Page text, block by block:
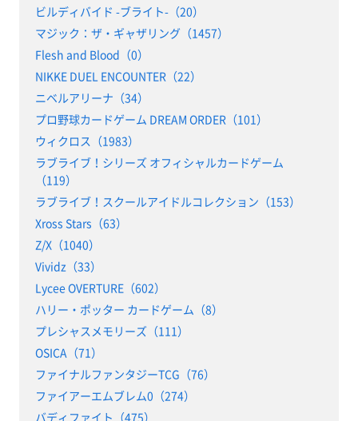
ビルディバイド -ブライト-（20）
マジック：ザ・ギャザリング（1457）
Flesh and Blood（0）
NIKKE DUEL ENCOUNTER（22）
ニベルアリーナ（34）
プロ野球カードゲーム DREAM ORDER（101）
ウィクロス（1983）
ラブライブ！シリーズ オフィシャルカードゲーム
（119）
ラブライブ！スクールアイドルコレクション（153）
Xross Stars（63）
Z/X（1040）
Vividz（33）
Lycee OVERTURE（602）
ハリー・ポッター カードゲーム（8）
プレシャスメモリーズ（111）
OSICA（71）
ファイナルファンタジーTCG（76）
ファイアーエムブレム0（274）
バディファイト（475）